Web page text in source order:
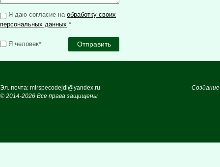
Я даю согласие на обработку своих
персональных данных *
Я человек*
Эл. почта: mirspecodejdi@yandex.ru
© 2014-2026 Все права защищены